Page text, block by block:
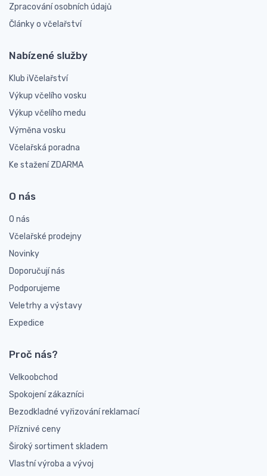
Zpracování osobních údajů
Články o včelařství
Nabízené služby
Klub iVčelařství
Výkup včelího vosku
Výkup včelího medu
Výměna vosku
Včelařská poradna
Ke stažení ZDARMA
O nás
O nás
Včelařské prodejny
Novinky
Doporučují nás
Podporujeme
Veletrhy a výstavy
Expedice
Proč nás?
Velkoobchod
Spokojení zákazníci
Bezodkladné vyřizování reklamací
Příznivé ceny
Široký sortiment skladem
Vlastní výroba a vývoj